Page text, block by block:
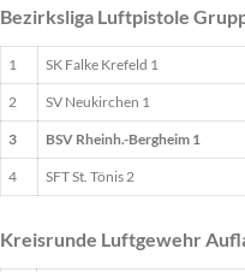
Bezirksliga Luftpistole
1 SK Falke Krefeld 1
2 SV Neukirchen 1
3 BSV Rheinh.-Bergheim 1
4 SFT St. Tönis 2
Kreisrunde Luftgewehr